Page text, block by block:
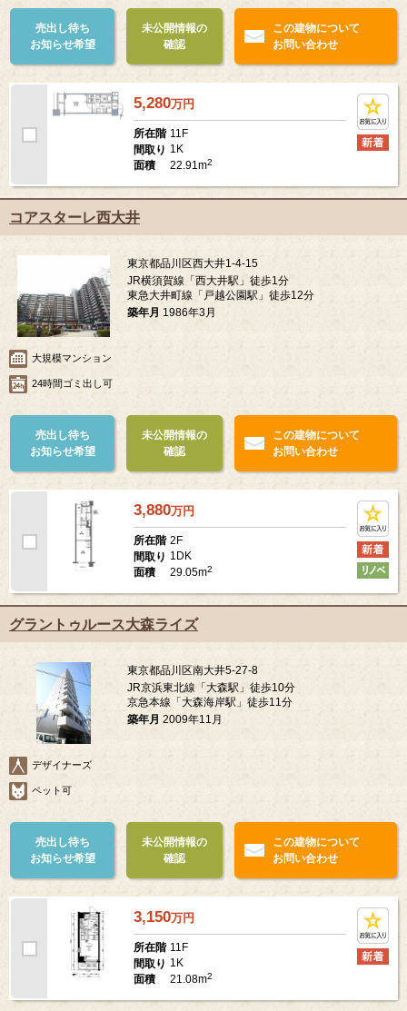
売出し待ち
お知らせ希望
未公開情報の
確認
この建物について
お問い合わせ
5,280万円
所在階 11F
間取り 1K
面積
22.91m2
コアスターレ西大井
東京都品川区西大井1-4-15
JR横須賀線「西大井駅」徒歩1分
東急大井町線「戸越公園駅」徒歩12分
築年月 1986年3月
大規模マンション
24時間ゴミ出し可
売出し待ち
お知らせ希望
未公開情報の
確認
この建物について
お問い合わせ
3,880万円
所在階 2F
間取り 1DK
面積
29.05m2
グラントゥルース大森ライズ
東京都品川区南大井5-27-8
JR京浜東北線「大森駅」徒歩10分
京急本線「大森海岸駅」徒歩11分
築年月 2009年11月
デザイナーズ
ペット可
売出し待ち
お知らせ希望
未公開情報の
確認
この建物について
お問い合わせ
3,150万円
所在階 11F
間取り 1K
面積
21.08m2